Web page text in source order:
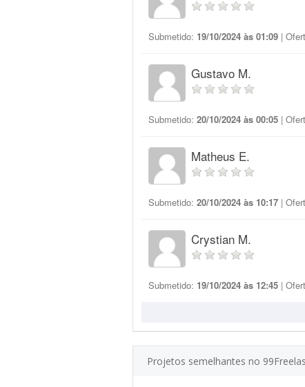
Submetido: 19/10/2024 às 01:09 |
Gustavo M.
Submetido: 20/10/2024 às 00:05 |
Matheus E.
Submetido: 20/10/2024 às 10:17 |
Crystian M.
Submetido: 19/10/2024 às 12:45 |
Projetos semelhantes no 99Freelas